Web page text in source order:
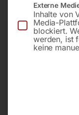
Sie
Externe
Inhalte von
Media-
blockiert.
werden, ist
keine